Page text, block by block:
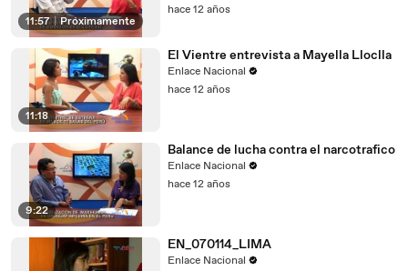
11:57 | Próximamente
hace 12 años
11:18
El Vientre entrevista a Mayella Lloclla
Enlace Nacional
hace 12 años
9:22
Balance de lucha contra el narcotrafico
Enlace Nacional
hace 12 años
EN_070114_LIMA
Enlace Nacional